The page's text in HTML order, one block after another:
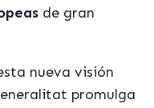
de gran
nueva visión
promulga